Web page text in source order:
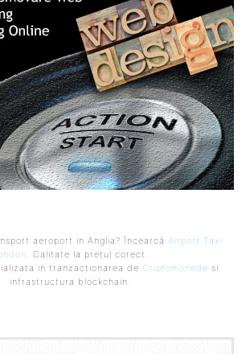
aeroport in Anglia? Încearcă Airport Taxi
. Calitate la prețul corect.
in tranzactionarea de Criptomonede si
infrastructura blockchain.